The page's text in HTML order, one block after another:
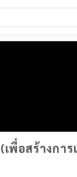
อสร้างกา